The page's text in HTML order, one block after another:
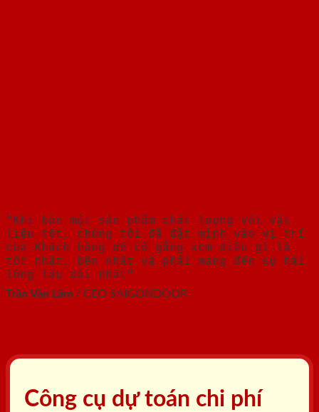
"Khi bán một sản phẩm chất lượng với vật
liệu tốt, chúng tôi đã đặt mình vào vị trí
của Khách hàng để cố gắng xem điều gì là
tốt nhất, bền nhất và phải mang đến sự hài
lòng lâu dài nhất"
Trần Văn Lãm / CEO SAIGONDOOR
Công cụ dự toán chi phí